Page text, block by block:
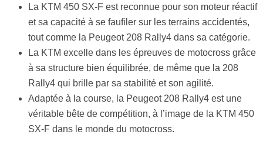
La KTM 450 SX-F est reconnue pour son moteur réactif
et sa capacité à se faufiler sur les terrains accidentés,
tout comme la Peugeot 208 Rally4 dans sa catégorie.
La KTM excelle dans les épreuves de motocross grâce
à sa structure bien équilibrée, de même que la 208
Rally4 qui brille par sa stabilité et son agilité.
Adaptée à la course, la Peugeot 208 Rally4 est une
véritable bête de compétition, à l’image de la KTM 450
SX-F dans le monde du motocross.